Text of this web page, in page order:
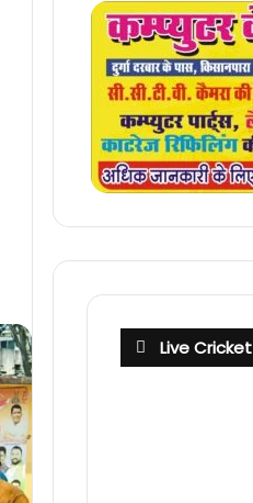
Live Cricket